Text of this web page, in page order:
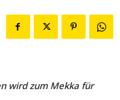
wird zum Mekka für